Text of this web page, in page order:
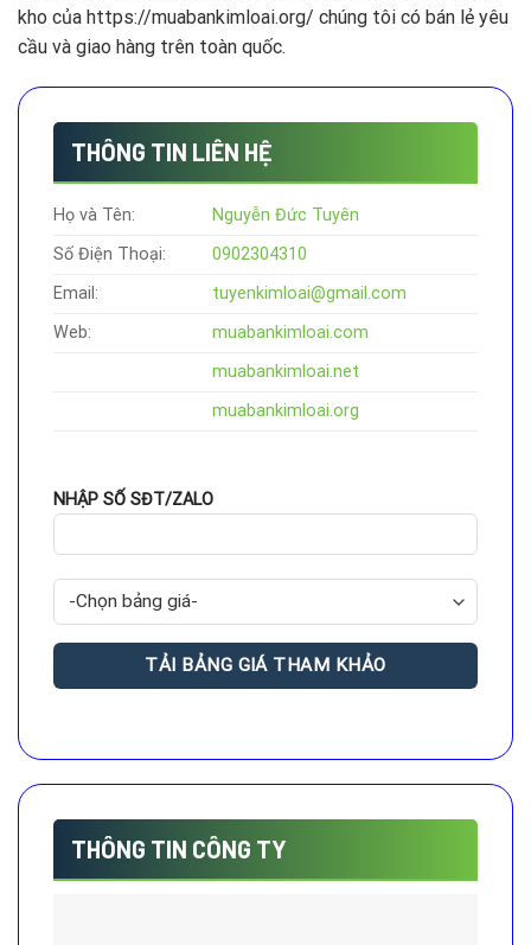
kho của https://muabankimloai.org/ chúng tôi có bán lẻ yêu
cầu và giao hàng trên toàn quốc.
THÔNG TIN LIÊN HỆ
Họ và Tên:
Nguyễn Đức Tuyên
Số Điện Thoại:
0902304310
Email:
tuyenkimloai@gmail.com
Web:
muabankimloai.com
muabankimloai.net
muabankimloai.org
NHẬP SỐ SĐT/ZALO
THÔNG TIN CÔNG TY